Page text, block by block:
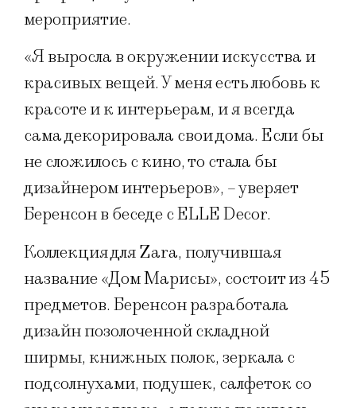
мероприятие.
«Я выросла в окружении искусства и
красивых вещей. У меня есть любовь к
красоте и к интерьерам, и я всегда
сама декорировала свои дома. Если бы
не сложилось с кино, то стала бы
дизайнером интерьеров», – уверяет
Беренсон в беседе с ELLE Decor.
Коллекция для Zara, получившая
название «Дом Марисы», состоит из 45
предметов. Беренсон разработала
дизайн позолоченной складной
ширмы, книжных полок, зеркала с
подсолнухами, подушек, салфеток со